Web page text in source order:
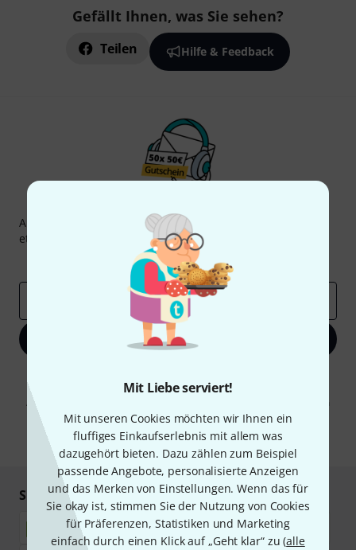
Mit Liebe serviert!
Mit unseren Cookies möchten wir Ihnen ein
fluffiges Einkaufserlebnis mit allem was
dazugehört bieten. Dazu zählen zum Beispiel
passende Angebote, personalisierte Anzeigen
und das Merken von Einstellungen. Wenn das für
Sie okay ist, stimmen Sie der Nutzung von Cookies
für Präferenzen, Statistiken und Marketing
einfach durch einen Klick auf „Geht klar“ zu (alle
Gefällt Ihnen, was Sie sehen?
Teilen Hilfe & Feedback
Abonniere den Thomann Newsletter und gewinne mit
etwas Glück einen von
50 Gutscheinen
Inspirierende Beiträge
Deals
Jetzt anmelden
Werbung und einer Messung des E-Mail-Nutzungsverhaltens zu. Die
Abmeldung ist jederzeit möglich. Weitere Informationen finden Sie in
unserenDatenschutzhinweisen.
* Pflichtfeld
Sicher einkaufen & bezahlen